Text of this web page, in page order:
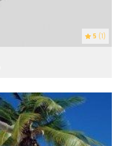
5 (1)